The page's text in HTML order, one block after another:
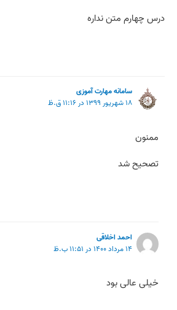
درس چهارم متن نداره
سامانه مهارت آموزی
۱۸ شهریور ۱۳۹۹ در ۱۱:۱۶ ق.ظ
ممنون
تصحیح شد
احمد اخلاقی
۱۴ مرداد ۱۴۰۰ در ۱۱:۵۱ ب.ظ
خیلی عالی بود